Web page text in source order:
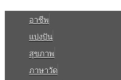
อาชีพ
แบ่งปัน
สุขภาพ
ภาษาวัด